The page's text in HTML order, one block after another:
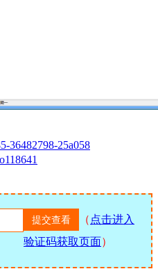
36482798-25a058
（ 点击进入
验证码获取页面）